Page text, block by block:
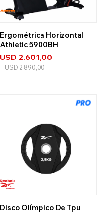
Ergométrica Horizontal
Athletic 5900BH
USD 2.601,00
USD2.890,00
Disco Olímpico De Tpu